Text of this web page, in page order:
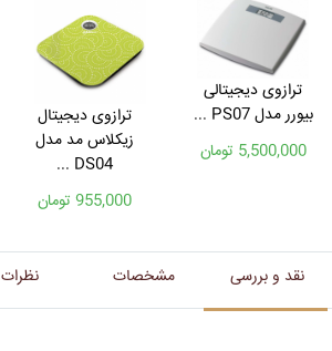
ترازوی دیجیتالی
بیورر مدل PS07 ...
5,500,000 تومان
ترازوی دیجیتال
زیکلاس مد مدل
DS04 ...
955,000 تومان
نقد و بررسی مشخصات نظرات